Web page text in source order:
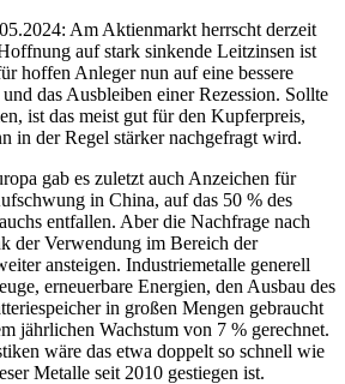
Am Aktienmarkt herrscht derzeit
auf stark sinkende Leitzinsen ist
hoffen Anleger nun auf eine bessere
das Ausbleiben einer Rezession. Sollte
ist das meist gut für den Kupferpreis,
in der Regel stärker nachgefragt wird.
gab es zuletzt auch Anzeichen für
in China, auf das 50 % des
entfallen. Aber die Nachfrage nach
der Verwendung im Bereich der
ansteigen. Industriemetalle generell
erneuerbare Energien, den Ausbau des
in großen Mengen gebraucht
jährlichen Wachstum von 7 % gerechnet.
wäre das etwa doppelt so schnell wie
Metalle seit 2010 gestiegen ist.